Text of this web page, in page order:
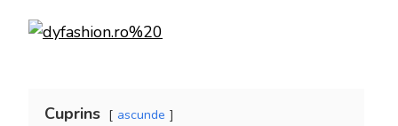
Cuprins ascunde